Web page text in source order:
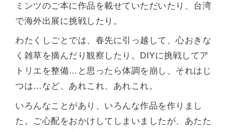
ミンツのご本に作品を載せていただいたり、台湾
で海外出展に挑戦したり。
わたくしごとでは、春先に引っ越して、心おきな
く雑草を摘んだり観察したり。DIYに挑戦してア
トリエを整備…と思ったら体調を崩し、それはじ
つは…など、あれこれ、あれこれ。
いろんなことがあり、いろんな作品を作りまし
た。ご心配をおかけしてしまいましたが、あたた